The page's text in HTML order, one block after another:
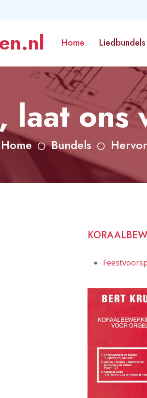
Home Liedbundels
laat ons
Home Bundels